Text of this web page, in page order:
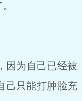
因为自己已经被
己只能打肿脸充